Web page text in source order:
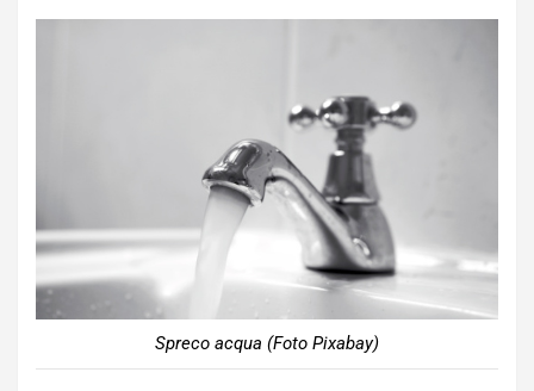
Spreco acqua (Foto Pixabay)